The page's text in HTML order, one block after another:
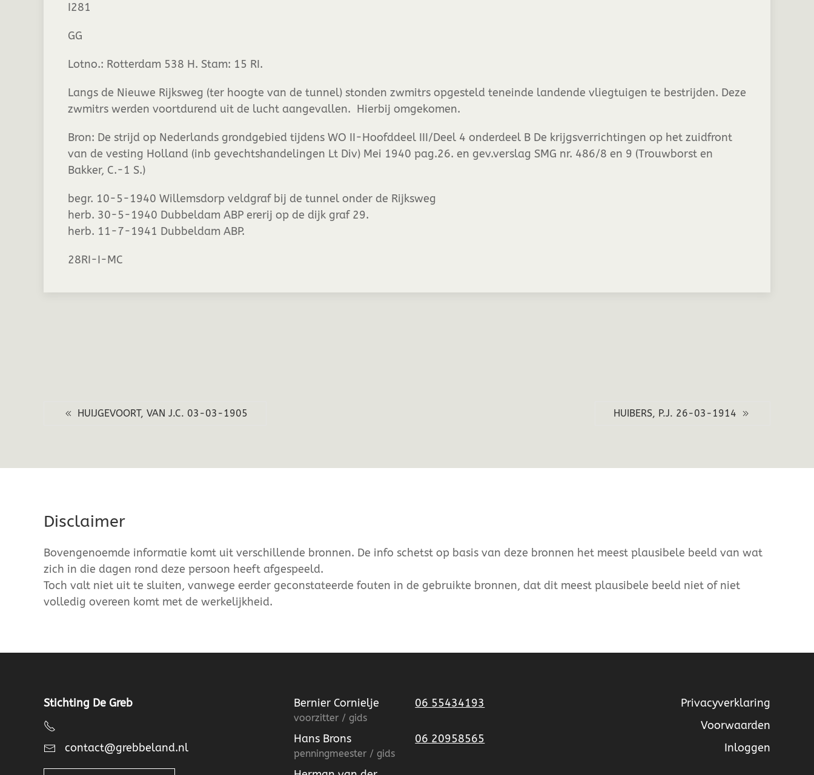
I281
GG
Lotno.: Rotterdam 538 H. Stam: 15 RI.
Langs de Nieuwe Rijksweg (ter hoogte van de tunnel) stonden zwmitrs opgesteld teneinde landende vliegtuigen te bestrijden. Deze
zwmitrs werden voortdurend uit de lucht aangevallen. Hierbij omgekomen.
Bron: De strijd op Nederlands grondgebied tijdens WO II-Hoofddeel III/Deel 4 onderdeel B De krijgsverrichtingen op het zuidfront
van de vesting Holland (inb gevechtshandelingen Lt Div) Mei 1940 pag.26. en gev.verslag SMG nr. 486/8 en 9 (Trouwborst en
Bakker, C.-1 S.)
begr. 10-5-1940 Willemsdorp veldgraf bij de tunnel onder de Rijksweg
herb. 30-5-1940 Dubbeldam ABP ererij op de dijk graf 29.
herb. 11-7-1941 Dubbeldam ABP.
28RI-I-MC
HUIJGEVOORT, VAN J.C. 03-03-1905 HUIBERS, P.J. 26-03-1914
Disclaimer
Bovengenoemde informatie komt uit verschillende bronnen. De info schetst op basis van deze bronnen het meest plausibele beeld van wat
zich in die dagen rond deze persoon heeft afgespeeld.
Toch valt niet uit te sluiten, vanwege eerder geconstateerde fouten in de gebruikte bronnen, dat dit meest plausibele beeld niet of niet
volledig overeen komt met de werkelijkheid.
Stichting De Greb
contact@grebbeland.nl
Bernier Cornielje
voorzitter / gids
06 55434193
Hans Brons
penningmeester / gids
06 20958565
Privacyverklaring
Voorwaarden
Inloggen